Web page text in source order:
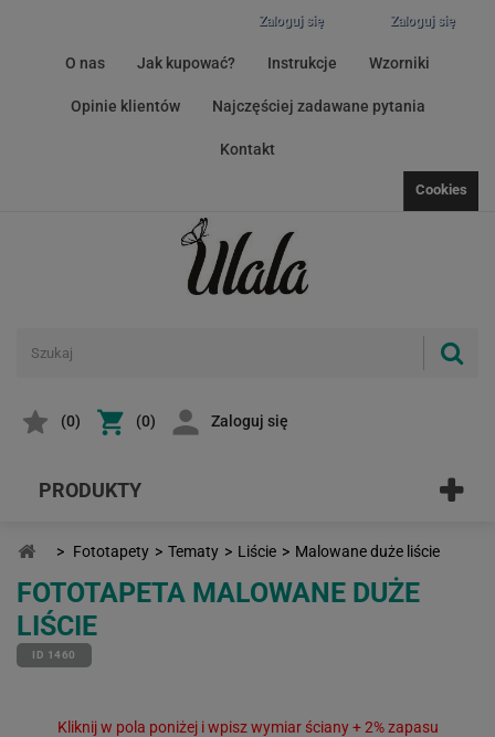
Zaloguj się
Zaloguj się
O nas Jak kupować? Instrukcje Wzorniki
Opinie klientów Najczęściej zadawane pytania
Kontakt
Cookies
(0) (0) Zaloguj się
PRODUKTY
> Fototapety > Tematy > Liście > Malowane duże liście
FOTOTAPETA MALOWANE DUŻE
LIŚCIE
ID 1460
Kliknij w pola poniżej i wpisz wymiar ściany + 2% zapasu